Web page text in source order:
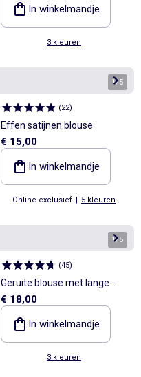
In winkelmandje
3 kleuren
1/5
(22)
Effen satijnen blouse
€ 15,00
In winkelmandje
Online exclusief | 5 kleuren
1/5
(45)
Geruite blouse met lange
mouwen
€ 18,00
In winkelmandje
3 kleuren